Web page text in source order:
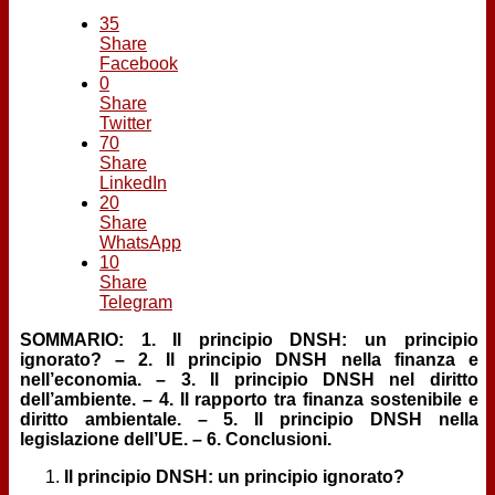
35
Share
Facebook
0
Share
Twitter
70
Share
LinkedIn
20
Share
WhatsApp
10
Share
Telegram
SOMMARIO: 1. Il principio DNSH: un principio
ignorato? – 2. Il principio DNSH nella finanza e
nell’economia. – 3. Il principio DNSH nel diritto
dell’ambiente. – 4. Il rapporto tra finanza sostenibile e
diritto ambientale. – 5. Il principio DNSH nella
legislazione dell’UE. – 6. Conclusioni.
Il principio DNSH: un principio ignorato?